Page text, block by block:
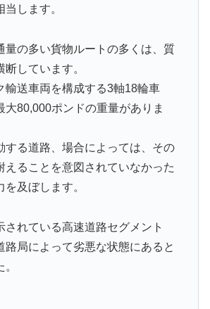
します。
量の多い貨物ルートの多くは、質
しています。
輸送車両を構成する3軸18輪車
大80,000ポンドの重量がありま
する道路、場合によっては、その
えることを意図されていなかった
及ぼします。
されている高速道路セグメント
路局によって劣悪な状態にあると